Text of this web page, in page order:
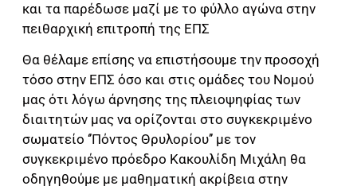
και τα παρέδωσε μαζί με το φύλλο αγώνα στην
πειθαρχική επιτροπή της ΕΠΣ
Θα θέλαμε επίσης να επιστήσουμε την προσοχή
τόσο στην ΕΠΣ όσο και στις ομάδες του Νομού
μας ότι λόγω άρνησης της πλειοψηφίας των
διαιτητών μας να ορίζονται στο συγκεκριμένο
σωματείο ‘’Πόντος Θρυλορίου’’ με τον
συγκεκριμένο πρόεδρο Κακουλίδη Μιχάλη θα
οδηγηθούμε με μαθηματική ακρίβεια στην